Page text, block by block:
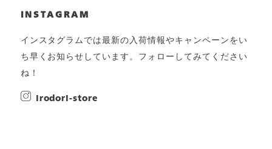
INSTAGRAM
インスタグラムでは最新の入荷情報やキャンペーンをい
ち早くお知らせしています。フォローしてみてください
ね！
irodori-store